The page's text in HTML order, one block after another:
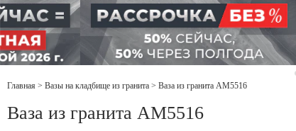
Главная > Вазы на кладбище из гранита > Ваза из гранита AM5516
Ваза из гранита AM5516